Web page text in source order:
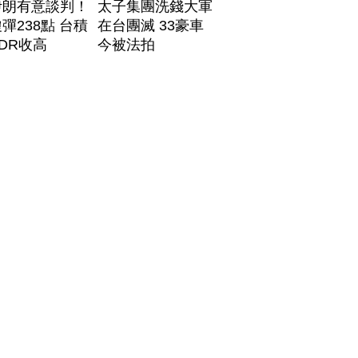
有意談判！
238點 台積
收高
太子集團洗錢大軍
在台團滅 33豪車
今被法拍